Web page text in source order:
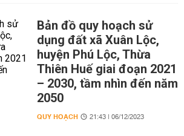
Bản đồ quy hoạch sử
dụng đất xã Xuân Lộc,
huyện Phú Lộc, Thừa
Thiên Huế giai đoạn 2021
– 2030, tầm nhìn đến năm
2050
QUY HOẠCH 21:43 | 06/12/2023